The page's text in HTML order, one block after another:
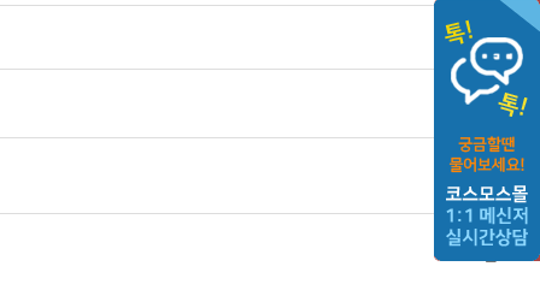
08월
08월
07월